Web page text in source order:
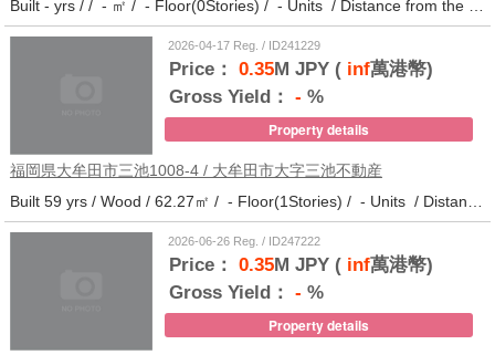
2026-04-17 Reg. / ID241229
Price： 0.35M JPY (inf萬港幣)
Gross Yield： - %
Property details
福岡県大牟田市三池1008-4 / 大牟田市大字三池不動産
2026-06-26 Reg. / ID247222
Price： 0.35M JPY (inf萬港幣)
Gross Yield： - %
Property details